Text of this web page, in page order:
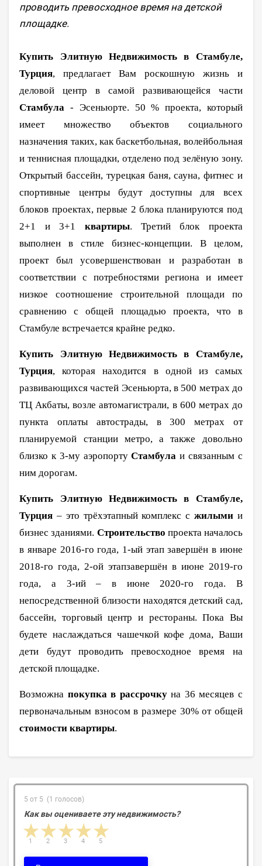
проводить превосходное время на детской
площадке.
Купить Элитную Недвижимость в Стамбуле,
Турция, предлагает Вам роскошную жизнь и
деловой центр в самой развивающейся части
Стамбула - Эсеньюрте. 50 % проекта, который
имеет множество объектов социального
назначения таких, как баскетбольная, волейбольная
и теннисная площадки, отделено под зелёную зону.
Открытый бассейн, турецкая баня, сауна, фитнес и
спортивные центры будут доступны для всех
блоков проектах, первые 2 блока планируются под
2+1 и 3+1 квартиры. Третий блок проекта
выполнен в стиле бизнес-концепции. В целом,
проект был усовершенствован и разработан в
соответствии с потребностями региона и имеет
низкое соотношение строительной площади по
сравнению с общей площадью проекта, что в
Стамбуле встречается крайне редко.
Купить Элитную Недвижимость в Стамбуле,
Турция, которая находится в одной из самых
развивающихся частей Эсеньюрта, в 500 метрах до
ТЦ Акбаты, возле автомагистрали, в 600 метрах до
пункта оплаты автострады, в 300 метрах от
планируемой станции метро, а также довольно
близко к 3-му аэропортуСтамбула и связанным с
ним дорогам.
Купить Элитную Недвижимость в Стамбуле,
Турция – это трёхэтапный комплекс с жилымии
бизнес зданиями. Строительство проекта началось
в январе 2016-го года, 1-ый этап завершён в июне
2018-го года, 2-ой этапзавершён в июне 2019-го
года, а 3-ий – в июне 2020-го года. В
непосредственной близости находятся детский сад,
бассейн, торговый центр и рестораны. Пока Вы
будете наслаждаться чашечкой кофе дома, Ваши
дети будут проводить превосходное время на
детской площадке.
Возможна покупка в рассрочкуна 36 месяцев с
первоначальным взносом в размере 30% от общей
стоимости квартиры.
5 от 5 (1 голосов)
Как вы оцениваете эту недвижимость?
4 stars
3 stars
2 stars
1 star 5
4
3
2
1